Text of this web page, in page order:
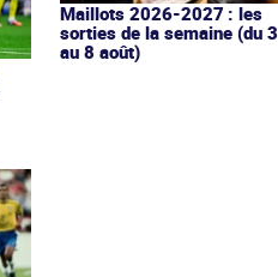
Maillots 2026-2027 : les
sorties de la semaine (du 3
au 8 août)